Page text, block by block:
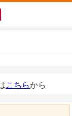
こちらから